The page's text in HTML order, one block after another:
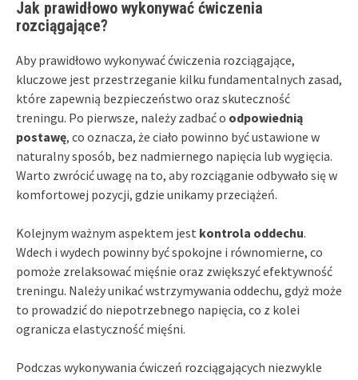
Jak prawidłowo wykonywać ćwiczenia
rozciągające?
Aby prawidłowo wykonywać ćwiczenia rozciągające,
kluczowe jest przestrzeganie kilku fundamentalnych zasad,
które zapewnią bezpieczeństwo oraz skuteczność
treningu. Po pierwsze, należy zadbać o odpowiednią
postawę, co oznacza, że ciało powinno być ustawione w
naturalny sposób, bez nadmiernego napięcia lub wygięcia.
Warto zwrócić uwagę na to, aby rozciąganie odbywało się w
komfortowej pozycji, gdzie unikamy przeciążeń.
Kolejnym ważnym aspektem jest kontrola oddechu.
Wdech i wydech powinny być spokojne i równomierne, co
pomoże zrelaksować mięśnie oraz zwiększyć efektywność
treningu. Należy unikać wstrzymywania oddechu, gdyż może
to prowadzić do niepotrzebnego napięcia, co z kolei
ogranicza elastyczność mięśni.
Podczas wykonywania ćwiczeń rozciągających niezwykle